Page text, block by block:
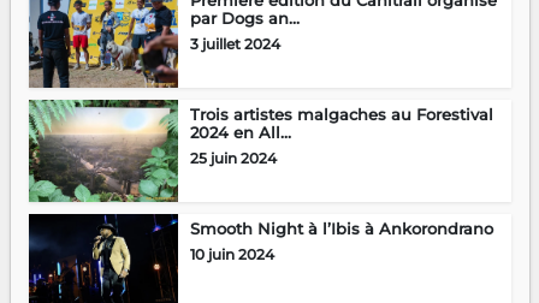
par Dogs an...
3 juillet 2024
Trois artistes malgaches au Forestival
2024 en All...
25 juin 2024
Smooth Night à l’Ibis à Ankorondrano
10 juin 2024